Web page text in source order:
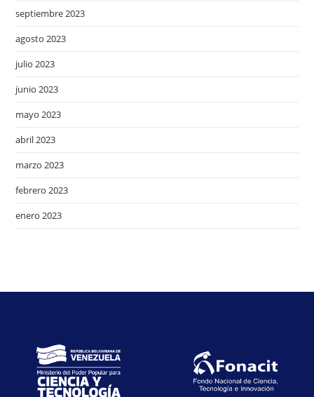
septiembre 2023
agosto 2023
julio 2023
junio 2023
mayo 2023
abril 2023
marzo 2023
febrero 2023
enero 2023